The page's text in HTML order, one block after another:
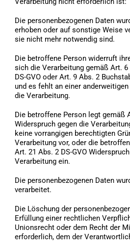
Die personenbezogenen Daten
erhoben oder auf sonstige Weise
sie nicht mehr notwendig sind.
Die betroffene Person widerruft
sich die Verarbeitung gemäß Art.
DS-GVO oder Art. 9 Abs. 2
und es fehlt an einer
die Verarbeitung.
Die betroffene Person legt gemäß
Widerspruch gegen die
keine vorrangigen berechtigten
Verarbeitung vor, oder die
Art. 21 Abs. 2 DS-GVO
Verarbeitung ein.
Die personenbezogenen Daten
verarbeitet.
Die Löschung der
Erfüllung einer rechtlichen
Unionsrecht oder dem Recht der
erforderlich, dem der